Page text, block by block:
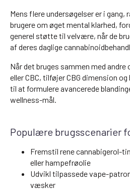
Mens flere undersøgelser er i gang,
brugere om øget mental klarhed,
generel støtte til velvære, når de
af deres daglige
Når det bruges sammen med andre
eller CBC, tilføjer CBG dimension
til at formulere avancerede
wellness-mål.
Populære brugsscenarier
Fremstil rene cannabigerol-
eller hampefrøolie
Udvikl tilpassede vape-
væsker